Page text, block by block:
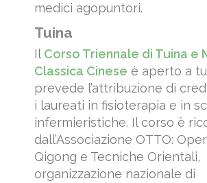
medici agopuntori.
Tuina
Il Corso Triennale di Tuina e
Classica Cinese è aperto a
prevede l’attribuzione di
i laureati in fisioterapia e in
infermieristiche. Il corso è
dall’Associazione OTTO:
Qigong e Tecniche Orientali,
organizzazione nazionale di